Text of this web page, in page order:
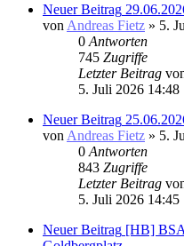
Neuer Beitrag
von Andreas Fietz » 5.
0 Antworten
745 Zugriffe
Letzter Beitrag
5. Juli 2026 14:48
Neuer Beitrag
von Andreas Fietz » 5.
0 Antworten
843 Zugriffe
Letzter Beitrag
5. Juli 2026 14:45
Neuer Beitrag [HB]